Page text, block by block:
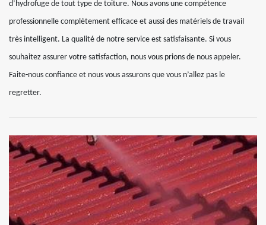
d’hydrofuge de tout type de toiture. Nous avons une compétence
professionnelle complètement efficace et aussi des matériels de travail
très intelligent. La qualité de notre service est satisfaisante. Si vous
souhaitez assurer votre satisfaction, nous vous prions de nous appeler.
Faite-nous confiance et nous vous assurons que vous n’allez pas le
regretter.